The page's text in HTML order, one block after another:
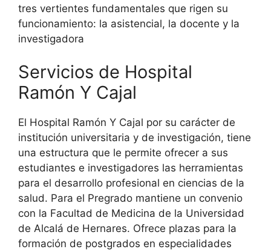
tres vertientes fundamentales que rigen su
funcionamiento: la asistencial, la docente y la
investigadora
Servicios de Hospital
Ramón Y Cajal
El Hospital Ramón Y Cajal por su carácter de
institución universitaria y de investigación, tiene
una estructura que le permite ofrecer a sus
estudiantes e investigadores las herramientas
para el desarrollo profesional en ciencias de la
salud. Para el Pregrado mantiene un convenio
con la Facultad de Medicina de la Universidad
de Alcalá de Hernares. Ofrece plazas para la
formación de postgrados en especialidades